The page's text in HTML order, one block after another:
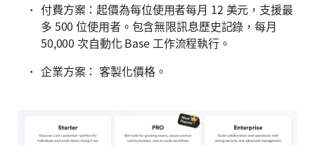
付費方案：起價為每位使用者每月 12 美元，支援最
多 500 位使用者。包含無限訊息歷史記錄，每月
50,000 次自動化 Base 工作流程執行。
企業方案： 客製化價格。